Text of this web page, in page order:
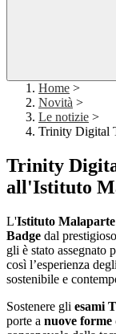
Home >
Novità >
Le notizie >
Trinity Digital
Trinity
all'Istituto
L'Istituto Malaparte
Badge dal
gli è stato assegnato
così l’esperienza degli
sostenibile e
Sostenere gli esami
porte a nuove